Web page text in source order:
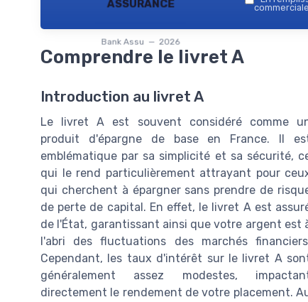
Bank Assu — 2026
Comprendre le livret A
Introduction au livret A
Le livret A est souvent considéré comme
produit d'épargne de base en France. Il
emblématique par sa simplicité et sa sécurité,
qui le rend particulièrement attrayant pour
qui cherchent à épargner sans prendre de
de perte de capital. En effet, le livret A est
de l'État, garantissant ainsi que votre argent est
l'abri des fluctuations des marchés
Cependant, les taux d'intérêt sur le livret A
généralement assez modestes,
directement le rendement de votre placement.